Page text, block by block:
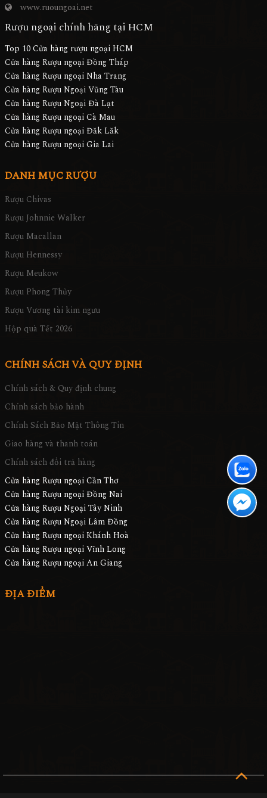
www.ruoungoai.net
Rượu ngoại chính hãng tại HCM
Top 10 Cửa hàng rượu ngoại HCM
Cửa hàng Rượu ngoại Đồng Tháp
Cửa hàng Rượu ngoại Nha Trang
Cửa hàng Rượu Ngoại Vũng Tàu
Cửa hàng Rượu Ngoại Đà Lạt
Cửa hàng Rượu ngoại Cà Mau
Cửa hàng Rượu ngoại Đăk Lăk
Cửa hàng Rượu ngoại Gia Lai
DANH MỤC RƯỢU
Rượu Chivas
Rượu Johnnie Walker
Rượu Macallan
Rượu Hennessy
Rượu Meukow
Rượu Phong Thủy
Rượu Vương tài kim ngưu
Hộp quà Tết 2026
CHÍNH SÁCH VÀ QUY ĐỊNH
Chính sách & Quy định chung
Chính sách bảo hành
Chính Sách Bảo Mật Thông Tin
Giao hàng và thanh toán
Chính sách đổi trả hàng
Cửa hàng Rượu ngoại Cần Thơ
Cửa hàng Rượu ngoại Đồng Nai
Cửa hàng Rượu Ngoại Tây Ninh
Cửa hàng Rượu Ngoại Lâm Đồng
Cửa hàng Rượu ngoại Khánh Hoà
Cửa hàng Rượu ngoại Vĩnh Long
Cửa hàng Rượu ngoại An Giang
ĐỊA ĐIỂM